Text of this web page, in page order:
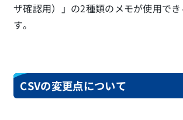
ザ確認用）」の2種類のメモが使用で
す。
CSVの変更点について